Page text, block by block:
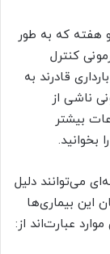
هفته که به طور
کنترل
قادرند به
ناشی از
بیشتر
را بخوانید.
می‌توانند دلیل
این بیماری‌ها
عبارت‌اند از: